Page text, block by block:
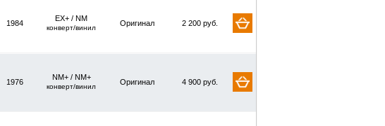
1984
EX+ / NM
конверт/винил
Оригинал 2 200 руб.
1976
NM+ / NM+
конверт/винил
Оригинал 4 900 руб.